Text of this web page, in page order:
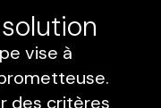
vise à
des critères